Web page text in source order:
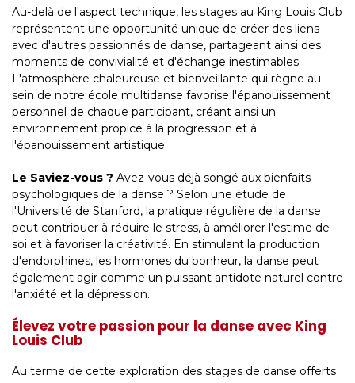
Au-delà de l'aspect technique, les stages au King Louis Club
représentent une opportunité unique de créer des liens
avec d'autres passionnés de danse, partageant ainsi des
moments de convivialité et d'échange inestimables.
L'atmosphère chaleureuse et bienveillante qui règne au
sein de notre école multidanse favorise l'épanouissement
personnel de chaque participant, créant ainsi un
environnement propice à la progression et à
l'épanouissement artistique.
Le Saviez-vous ? Avez-vous déjà songé aux bienfaits
psychologiques de la danse ? Selon une étude de
l'Université de Stanford, la pratique régulière de la danse
peut contribuer à réduire le stress, à améliorer l'estime de
soi et à favoriser la créativité. En stimulant la production
d'endorphines, les hormones du bonheur, la danse peut
également agir comme un puissant antidote naturel contre
l'anxiété et la dépression.
Élevez votre passion pour la danse avec King
Louis Club
Au terme de cette exploration des stages de danse offerts